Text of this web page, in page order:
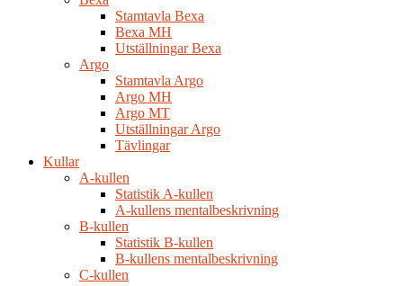
Stamtavla Bexa
Bexa MH
Utställningar Bexa
Argo
Stamtavla Argo
Argo MH
Argo MT
Utställningar Argo
Tävlingar
Kullar
A-kullen
Statistik A-kullen
A-kullens mentalbeskrivning
B-kullen
Statistik B-kullen
B-kullens mentalbeskrivning
C-kullen